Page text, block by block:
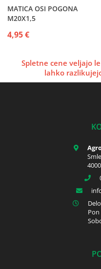
MATICA OSI POGONA
M20X1,5
4,95 €
Spletne cene veljajo
lahko
Pon